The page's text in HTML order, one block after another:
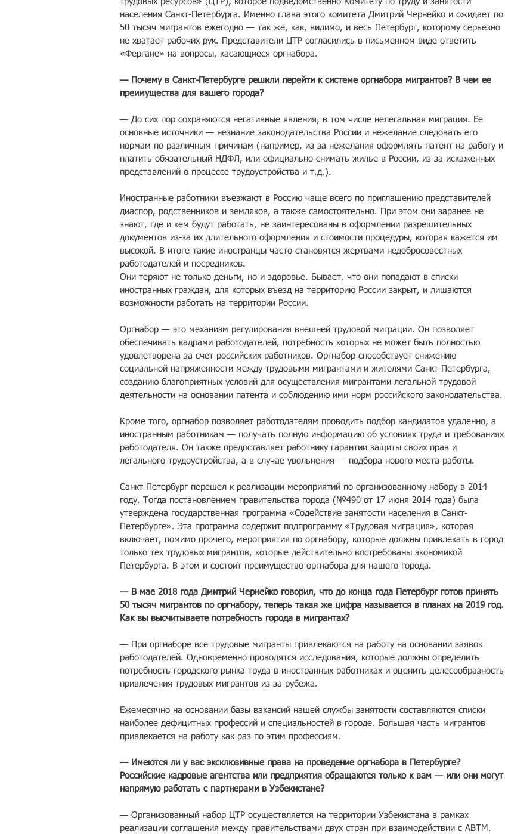
населения Санкт-Петербурга. Именно глава этого комитета Дмитрий Чернейко и ожидает по
50 тысяч мигрантов ежегодно — так же, как, видимо, и весь Петербург, которому серьезно
не хватает рабочих рук. Представители ЦТР согласились в письменном виде ответить
«Фергане» на вопросы, касающиеся оргнабора.
— Почему в Санкт-Петербурге решили перейти к системе оргнабора мигрантов? В чем ее
преимущества для вашего города?
— До сих пор сохраняются негативные явления, в том числе нелегальная миграция. Ее
основные источники — незнание законодательства России и нежелание следовать его
нормам по различным причинам (например, из-за нежелания оформлять патент на работу и
платить обязательный НДФЛ, или официально снимать жилье в России, из-за искаженных
представлений о процессе трудоустройства и т.д.).
Иностранные работники въезжают в Россию чаще всего по приглашению представителей
диаспор, родственников и земляков, а также самостоятельно. При этом они заранее не
знают, где и кем будут работать, не заинтересованы в оформлении разрешительных
документов из-за их длительного оформления и стоимости процедуры, которая кажется им
высокой. В итоге такие иностранцы часто становятся жертвами недобросовестных
работодателей и посредников.
Они теряют не только деньги, но и здоровье. Бывает, что они попадают в списки
иностранных граждан, для которых въезд на территорию России закрыт, и лишаются
возможности работать на территории России.
Оргнабор — это механизм регулирования внешней трудовой миграции. Он позволяет
обеспечивать кадрами работодателей, потребность которых не может быть полностью
удовлетворена за счет российских работников. Оргнабор способствует снижению
социальной напряженности между трудовыми мигрантами и жителями Санкт-Петербурга,
созданию благоприятных условий для осуществления мигрантами легальной трудовой
деятельности на основании патента и соблюдению ими норм российского законодательства.
Кроме того, оргнабор позволяет работодателям проводить подбор кандидатов удаленно, а
иностранным работникам — получать полную информацию об условиях труда и требованиях
работодателя. Он также предоставляет работнику гарантии защиты своих прав и
легального трудоустройства, а в случае увольнения — подбора нового места работы.
Санкт-Петербург перешел к реализации мероприятий по организованному набору в 2014
году. Тогда постановлением правительства города (№490 от 17 июня 2014 года) была
утверждена государственная программа «Содействие занятости населения в Санкт-
Петербурге». Эта программа содержит подпрограмму «Трудовая миграция», которая
включает, помимо прочего, мероприятия по оргнабору, которые должны привлекать в город
только тех трудовых мигрантов, которые действительно востребованы экономикой
Петербурга. В этом и состоит преимущество оргнабора для нашего города.
— В мае 2018 года Дмитрий Чернейко говорил, что до конца года Петербург готов принять
50 тысяч мигрантов по оргнабору, теперь такая же цифра называется в планах на 2019 год.
Как вы высчитываете потребность города в мигрантах?
— При оргнаборе все трудовые мигранты привлекаются на работу на основании заявок
работодателей. Одновременно проводятся исследования, которые должны определить
потребность городского рынка труда в иностранных работниках и оценить целесообразность
привлечения трудовых мигрантов из-за рубежа.
Ежемесячно на основании базы вакансий нашей службы занятости составляются списки
наиболее дефицитных профессий и специальностей в городе. Большая часть мигрантов
привлекается на работу как раз по этим профессиям.
— Имеются ли у вас эксклюзивные права на проведение оргнабора в Петербурге?
Российские кадровые агентства или предприятия обращаются только к вам — или они могут
напрямую работать с партнерами в Узбекистане?
— Организованный набор ЦТР осуществляется на территории Узбекистана в рамках
реализации соглашения между правительствами двух стран при взаимодействии с АВТМ.